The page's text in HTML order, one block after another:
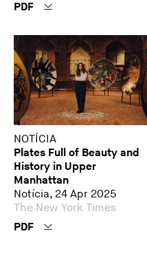
PDF
NOTÍCIA
Plates Full of Beauty and
History in Upper
Manhattan
Notícia, 24 Apr 2025
The New York Times
PDF